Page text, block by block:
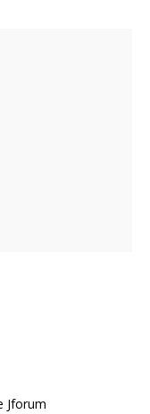
Jforum